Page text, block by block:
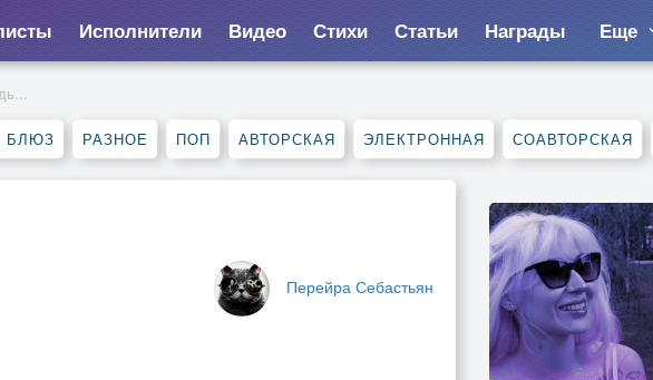
Исполнители Видео Стихи Статьи Награды Еще
БЛЮЗ РАЗНОЕ ПОП АВТОРСКАЯ ЭЛЕКТРОННАЯ СОАВТОРСКАЯ
Перейра Себастьян